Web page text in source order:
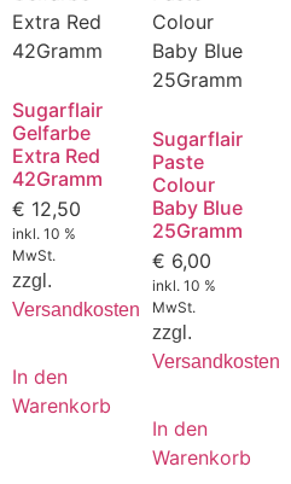
Sugarflair
Gelfarbe
Extra Red
42Gramm
€ 12,50
inkl. 10 %
MwSt.
zzgl.
Versandkosten
In den
Warenkorb
Sugarflair
Paste
Colour
Baby Blue
25Gramm
€ 6,00
inkl. 10 %
MwSt.
zzgl.
Versandkosten
In den
Warenkorb